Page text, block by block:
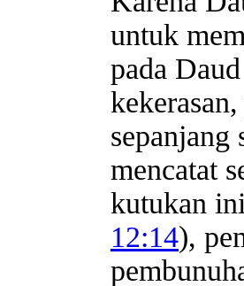
untuk
pada
mencatat
kutukan
12:14),